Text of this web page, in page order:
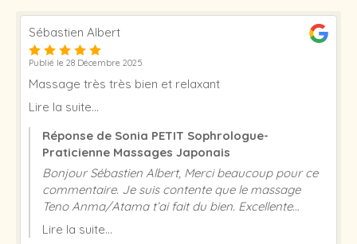
Sébastien Albert
Publié le 28 Décembre 2025
Massage très très bien et relaxant
Lire la suite...
Réponse de Sonia PETIT Sophrologue-
Praticienne Massages Japonais
Bonjour Sébastien Albert, Merci beaucoup pour ce
commentaire. Je suis contente que le massage
Teno Anma/Atama t’ai fait du bien. Excellente
journée et à très vite ! Sonia Petit
Lire la suite...